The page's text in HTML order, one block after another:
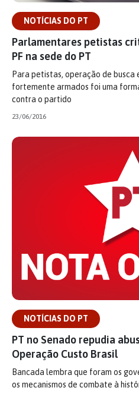
NOTÍCIAS DO PT
Parlamentares petistas
PF na sede do PT
Para petistas, operação de busca
fortemente armados foi uma
contra o partido
23/06/2016
NOTÍCIAS DO PT
PT no Senado repudia
Operação Custo Brasil
Bancada lembra que foram os
os mecanismos de combate à